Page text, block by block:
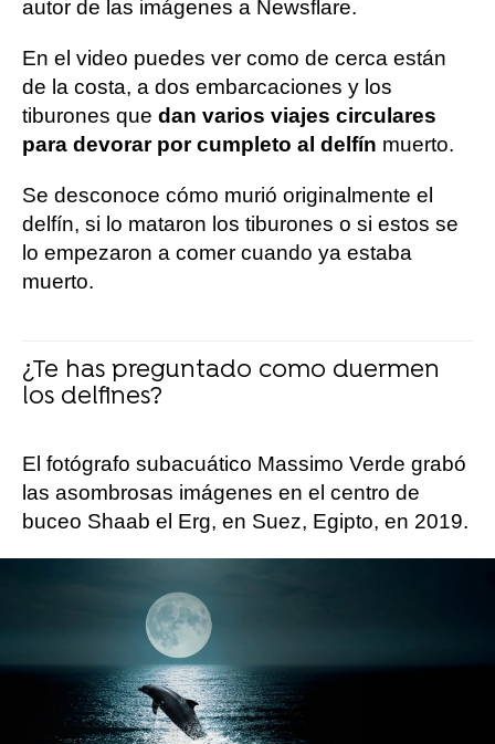
autor de las imágenes a Newsflare.
En el video puedes ver como de cerca están
de la costa, a dos embarcaciones y los
tiburones que dan varios viajes circulares
para devorar por cumpleto al delfín muerto.
Se desconoce cómo murió originalmente el
delfín, si lo mataron los tiburones o si estos se
lo empezaron a comer cuando ya estaba
muerto.
¿Te has preguntado como duermen
los delfines?
El fotógrafo subacuático Massimo Verde grabó
las asombrosas imágenes en el centro de
buceo Shaab el Erg, en Suez, Egipto, en 2019.
En el video de Massimo, se ve una manada de
delfines mulares nadando lentamente a través
del océano, y el buzo dijo que los animales en
realidad estaban durmiendo.
Massimo dijo: "Estaban durmiendo, así que